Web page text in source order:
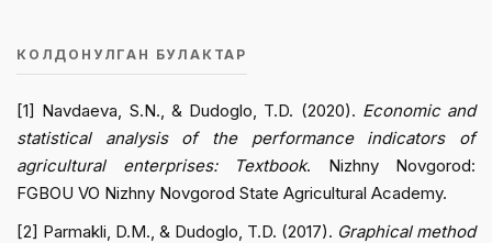
КОЛДОНУЛГАН БУЛАКТАР
[1] Navdaeva, S.N., & Dudoglo, T.D. (2020). Economic and
statistical analysis of the performance indicators of
agricultural enterprises: Textbook. Nizhny Novgorod:
FGBOU VO Nizhny Novgorod State Agricultural Academy.
[2] Parmakli, D.M., & Dudoglo, T.D. (2017). Graphical method